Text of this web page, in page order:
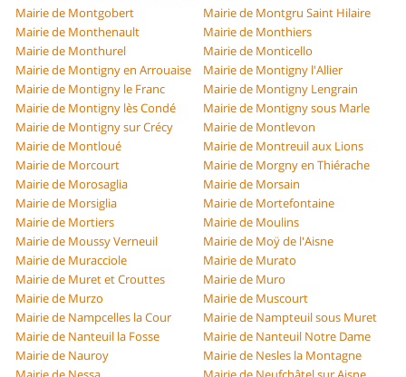
Mairie de Montgobert
Mairie de Montgru Saint Hilaire
Mairie de Monthenault
Mairie de Monthiers
Mairie de Monthurel
Mairie de Monticello
Mairie de Montigny en Arrouaise
Mairie de Montigny l'Allier
Mairie de Montigny le Franc
Mairie de Montigny Lengrain
Mairie de Montigny lès Condé
Mairie de Montigny sous Marle
Mairie de Montigny sur Crécy
Mairie de Montlevon
Mairie de Montloué
Mairie de Montreuil aux Lions
Mairie de Morcourt
Mairie de Morgny en Thiérache
Mairie de Morosaglia
Mairie de Morsain
Mairie de Morsiglia
Mairie de Mortefontaine
Mairie de Mortiers
Mairie de Moulins
Mairie de Moussy Verneuil
Mairie de Moÿ de l'Aisne
Mairie de Muracciole
Mairie de Murato
Mairie de Muret et Crouttes
Mairie de Muro
Mairie de Murzo
Mairie de Muscourt
Mairie de Nampcelles la Cour
Mairie de Nampteuil sous Muret
Mairie de Nanteuil la Fosse
Mairie de Nanteuil Notre Dame
Mairie de Nauroy
Mairie de Nesles la Montagne